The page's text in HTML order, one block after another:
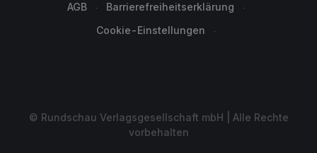
AGB
Barrierefreiheitserklärung
Cookie-Einstellungen
© Rundschau Verlagsgesellschaft mbH | Alle Rechte
vorbehalten